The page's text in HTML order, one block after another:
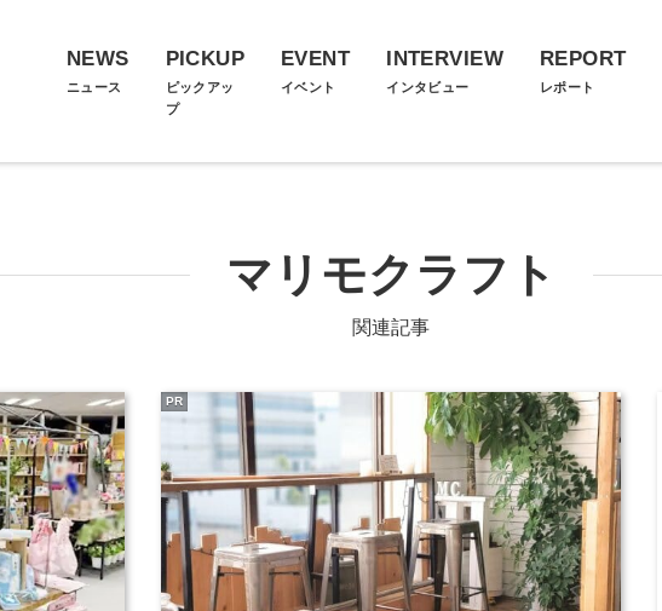
NEWS
ニュース
PICKUP
ピックアッ
プ
EVENT
イベント
INTERVIEW
インタビュー
REPORT
レポート
マリモクラフト
関連記事
PR